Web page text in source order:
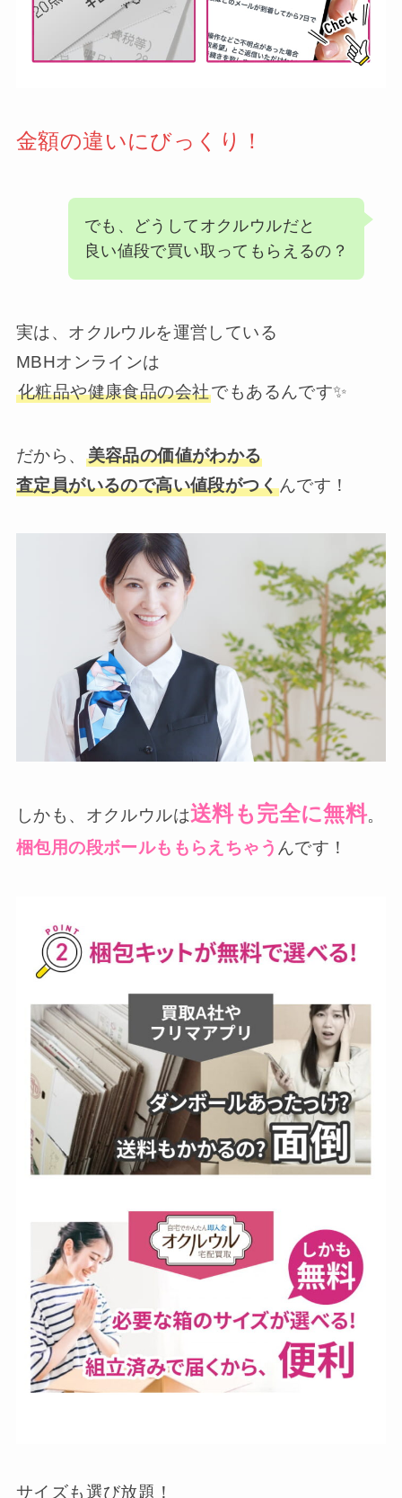
金額の違いにびっくり！
でも、どうしてオクルウルだと
良い値段で買い取ってもらえるの？
実は、オクルウルを運営している
MBHオンラインは
化粧品や健康食品の会社でもあるんです✨
だから、 美容品の価値がわかる
査定員がいるので高い値段がつくんです！
しかも、オクルウルは送料も完全に無料。
梱包用の段ボールももらえちゃう んです！
サイズも選び放題！